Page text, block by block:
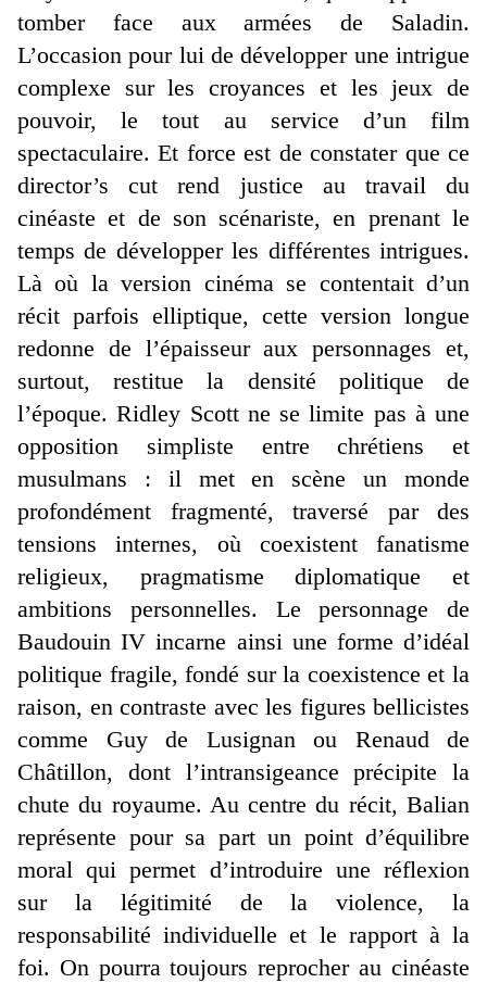
tomber face aux armées de Saladin.
L’occasion pour lui de développer une intrigue
complexe sur les croyances et les jeux de
pouvoir, le tout au service d’un film
spectaculaire. Et force est de constater que ce
director’s cut rend justice au travail du
cinéaste et de son scénariste, en prenant le
temps de développer les différentes intrigues.
Là où la version cinéma se contentait d’un
récit parfois elliptique, cette version longue
redonne de l’épaisseur aux personnages et,
surtout, restitue la densité politique de
l’époque. Ridley Scott ne se limite pas à une
opposition simpliste entre chrétiens et
musulmans : il met en scène un monde
profondément fragmenté, traversé par des
tensions internes, où coexistent fanatisme
religieux, pragmatisme diplomatique et
ambitions personnelles. Le personnage de
Baudouin IV incarne ainsi une forme d’idéal
politique fragile, fondé sur la coexistence et la
raison, en contraste avec les figures bellicistes
comme Guy de Lusignan ou Renaud de
Châtillon, dont l’intransigeance précipite la
chute du royaume. Au centre du récit, Balian
représente pour sa part un point d’équilibre
moral qui permet d’introduire une réflexion
sur la légitimité de la violence, la
responsabilité individuelle et le rapport à la
foi. On pourra toujours reprocher au cinéaste